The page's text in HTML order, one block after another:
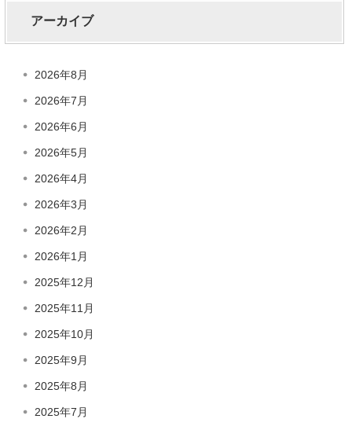
アーカイブ
2026年8月
2026年7月
2026年6月
2026年5月
2026年4月
2026年3月
2026年2月
2026年1月
2025年12月
2025年11月
2025年10月
2025年9月
2025年8月
2025年7月